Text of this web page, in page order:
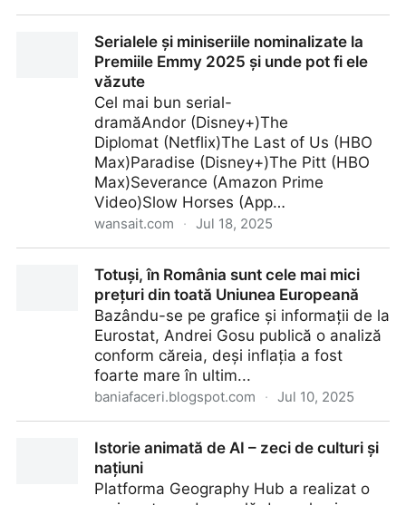
sectorul bugetar și în marile orașe; decalaje în
creștere față de celelalte categorii de salariați
Serialele și miniseriile nominalizate la
Premiile Emmy 2025 și unde pot fi ele
văzute
Cel mai bun serial-
dramăAndor (Disney+)The
Diplomat (Netflix)The Last of Us (HBO
Max)Paradise (Disney+)The Pitt (HBO
Max)Severance (Amazon Prime
Video)Slow Horses (App…
wansait.com · Jul 18, 2025
2025 și unde pot fi ele văzute
Totuși, în România sunt cele mai mici
prețuri din toată Uniunea Europeană
Bazându-se pe grafice și informații de la
Eurostat, Andrei Gosu publică o analiză
conform căreia, deși inflația a fost
foarte mare în ultim...
baniafaceri.blogspot.com · Jul 10, 2025
toată Uniunea Europeană
Istorie animată de AI – zeci de culturi și
națiuni
Platforma Geography Hub a realizat o